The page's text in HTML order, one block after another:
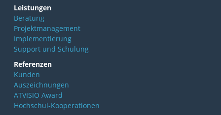
Leistungen
Beratung
Projektmanagement
Implementierung
Support und Schulung
Referenzen
Kunden
Auszeichnungen
ATVISIO Award
Hochschul-Kooperationen